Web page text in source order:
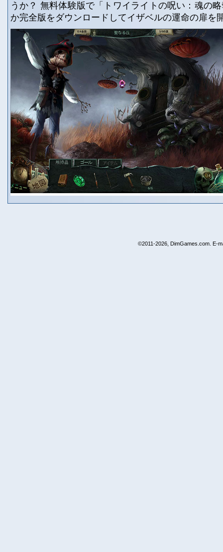
うか？ 無料体験版で「トワイライトの呪い：魂の
か完全版をダウンロードしてイザベルの運命の扉を
©2011-2026, DimGames.com. E-